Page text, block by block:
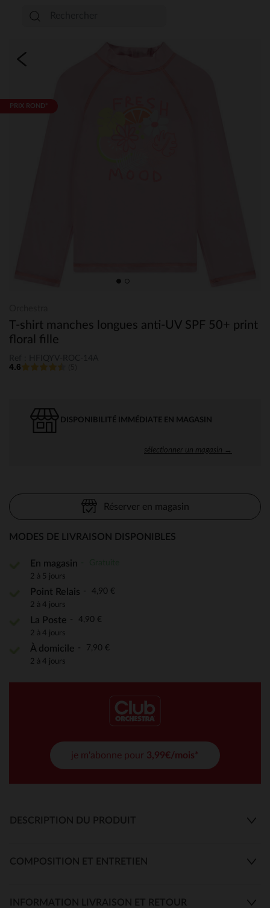
PRIX ROND*
T-shirt manches longues anti-UV SPF 50+ print
floral fille
4.6
DISPONIBILITÉ IMMÉDIATE EN MAGASIN
sélectionner un magasin →
Réserver en magasin
MODES DE LIVRAISON DISPONIBLES
En magasin
2 à 5 jours
Point Relais 4,90 €
2 à 4 jours
La Poste 4,90 €
2 à 4 jours
À domicile 7,90 €
2 à 4 jours
je m'abonne pour 3,99€/mois*
DESCRIPTION DU PRODUIT
COMPOSITION ET ENTRETIEN
INFORMATION LIVRAISON ET RETOUR